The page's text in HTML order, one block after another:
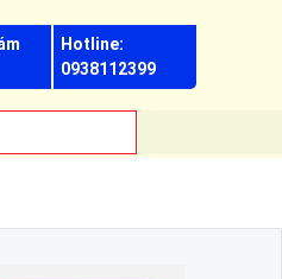
Hotline:
0938112399